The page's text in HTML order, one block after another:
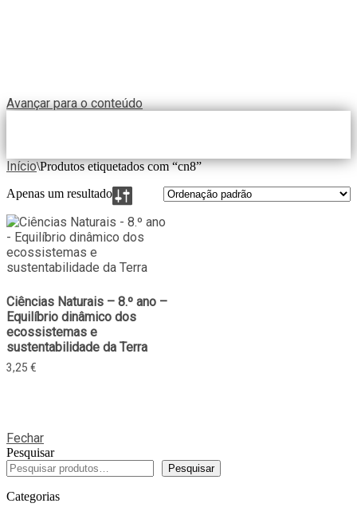
Avançar para o conteúdo
Início\Produtos etiquetados com “cn8”
Apenas um resultado
Ciências Naturais – 8.º ano –
Equilíbrio dinâmico dos
ecossistemas e
sustentabilidade da Terra
3,25 €
Fechar
Pesquisar
Pesquisar
Categorias